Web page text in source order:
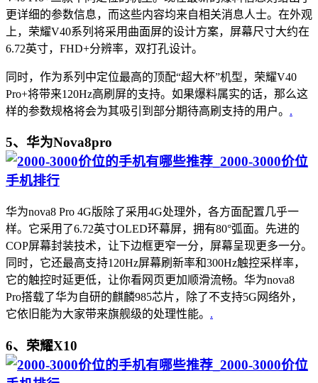
更详细的参数信息，而这些内容均来自相关消息人士。在外观
上，荣耀V40系列将采用曲面屏的设计方案，屏幕尺寸大约在
6.72英寸，FHD+分辨率，双打孔设计。
同时，作为系列中定位最高的顶配“超大杯”机型，荣耀V40
Pro+将带来120Hz高刷屏的支持。如果爆料属实的话，那么这
样的参数规格将会为其吸引到部分期待高刷支持的用户。 .
5、华为Nova8pro
华为nova8 Pro 4G版除了采用4G处理外，各方面配置几乎一
样。它采用了6.72英寸OLED环幕屏，拥有80°弧面。先进的
COP屏幕封装技术，让下边框更窄一分，屏幕呈现更多一分。
同时，它还最高支持120Hz屏幕刷新率和300Hz触控采样率，
它的触控时延更低，让你看网页更加顺滑流畅。华为nova8
Pro搭载了华为自研的麒麟985芯片，除了不支持5G网络外，
它依旧能为大家带来旗舰级的处理性能。 .
6、荣耀X10